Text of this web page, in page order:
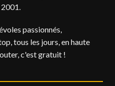
passionnés,
tous les jours, en haute
c'est gratuit !